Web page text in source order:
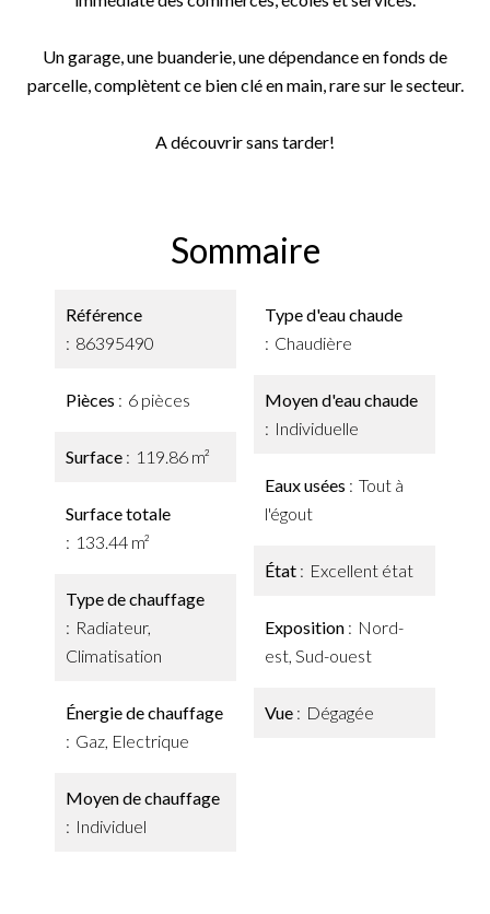
Un garage, une buanderie, une dépendance en fonds de
parcelle, complètent ce bien clé en main, rare sur le secteur.
A découvrir sans tarder!
Sommaire
Référence
86395490
Pièces 6 pièces
Surface 119.86 m²
Surface totale
133.44 m²
Type de chauffage
Radiateur,
Climatisation
Énergie de chauffage
Gaz, Electrique
Moyen de chauffage
Individuel
Type d'eau chaude
Chaudière
Moyen d'eau chaude
Individuelle
Eaux usées
Tout à
l'égout
État Excellent état
Exposition
Nord-
est, Sud-ouest
Vue Dégagée